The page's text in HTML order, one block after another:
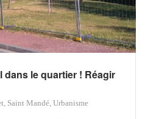
dans le quartier ! Réagir
Saint Mandé Urbanisme